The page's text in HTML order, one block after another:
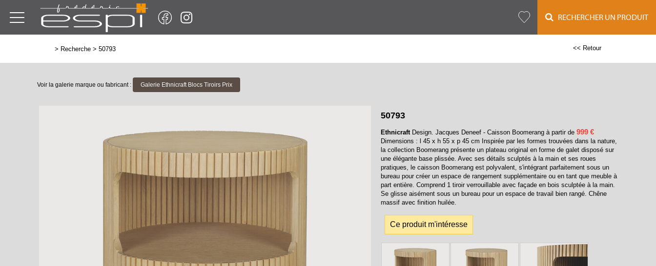
RECHERCHER UN PRODUIT
> Recherche > 50793 << Retour
Voir la galerie marque ou fabricant : Galerie Ethnicraft Blocs Tiroirs Prix
50793
EthnicraftDesign. Jacques Deneef - Caisson Boomerang à partir de 999 €
Dimensions : l 45 x h 55 x p 45 cm Inspirée par les formes trouvées dans la nature,
la collection Boomerang présente un plateau original en forme de galet disposé sur
une élégante base plissée. Avec ses détails sculptés à la main et ses roues
pratiques, le caisson Boomerang est polyvalent, s'intégrant parfaitement sous un
bureau pour créer un espace de rangement supplémentaire ou en tant que meuble à
part entière. Comprend 1 tiroir verrouillable avec façade en bois sculptée à la main.
Se glisse aisément sous un bureau pour un espace de travail bien rangé. Chêne
massif avec finition huilée.
Ce produit m'intéresse